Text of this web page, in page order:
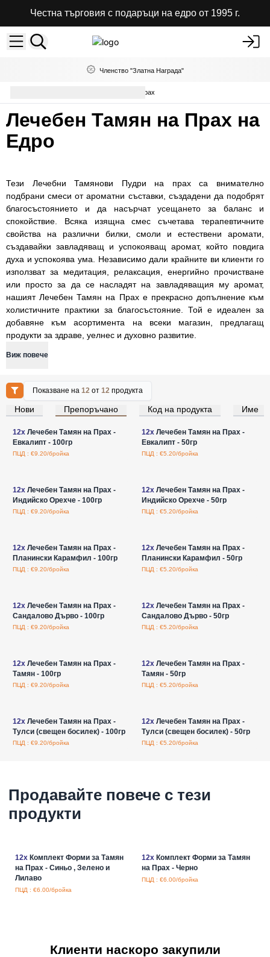
Честна търговия с подаръци на едро от 1995 г.
Членство "Златна Награда"
Лечебен Тамян на Прах
Лечебен Тамян на Прах на
Едро
Тези Лечебни Тамянови Пудри на прах са внимателно
подбрани смеси от ароматни съставки, създадени да подобрят
благосъстоянието и да насърчат усещането за баланс и
спокойствие. Всяка изящна смес съчетава терапевтичните
свойства на различни билки, смоли и естествени аромати,
създавайки завладяващ и успокояващ аромат, който повдига
духа и успокоява ума. Независимо дали крайните ви клиенти го
използват за медитация, релаксация, енергийно прочистване
или просто за да се насладят на завладяващия му аромат,
нашият Лечебен Тамян на Прах е прекрасно допълнение към
холистичните практики за благосъстояние. Той е идеален за
добавяне към асортимента на всеки магазин, предлагащ
продукти за здраве, уелнес и духовно развитие.
Виж повече
Показване на12 от12 продукта
Нови Препоръчано Код на продукта Име
Влезте за цени на едро
12xЛечебен Тамян на Прах -
Евкалипт - 100гр
ПЦД : €9.20/бройка
Влезте за цени на едро
12xЛечебен Тамян на Прах -
Евкалипт - 50гр
ПЦД : €5.20/бройка
12xЛечебен Тамян на Прах -
Индийско Орехче - 100гр
ПЦД : €9.20/бройка
12xЛечебен Тамян на Прах -
Индийско Орехче - 50гр
ПЦД : €5.20/бройка
12xЛечебен Тамян на Прах -
Планински Карамфил - 100гр
ПЦД : €9.20/бройка
12xЛечебен Тамян на Прах -
Планински Карамфил - 50гр
ПЦД : €5.20/бройка
12xЛечебен Тамян на Прах -
Сандалово Дърво - 100гр
ПЦД : €9.20/бройка
12xЛечебен Тамян на Прах -
Сандалово Дърво - 50гр
ПЦД : €5.20/бройка
12xЛечебен Тамян на Прах -
Тамян - 100гр
ПЦД : €9.20/бройка
12xЛечебен Тамян на Прах -
Тамян - 50гр
ПЦД : €5.20/бройка
12xЛечебен Тамян на Прах -
Тулси (свещен босилек) - 100гр
ПЦД : €9.20/бройка
12xЛечебен Тамян на Прах -
Тулси (свещен босилек) - 50гр
ПЦД : €5.20/бройка
Продавайте повече с тези
продукти
12xКомплект Форми за Тамян
на Прах - Синьо , Зелено и
Лилаво
ПЦД : €6.00/бройка
12xКомплект Форми за Тамян
на Прах - Черно
ПЦД : €6.00/бройка
Клиенти наскоро закупили